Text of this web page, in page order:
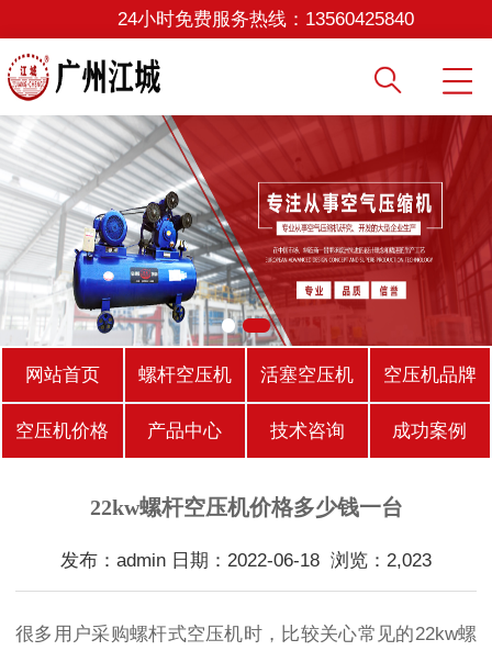
24小时免费服务热线： 13560425840
网站首页 螺杆空压机 活塞空压机 空压机品牌
空压机价格 产品中心 技术咨询 成功案例
22kw螺杆空压机价格多少钱一台
发布：admin 日期：2022-06-18 浏览：2,023
很多用户采购螺杆式空压机时，比较关心常见的22kw螺